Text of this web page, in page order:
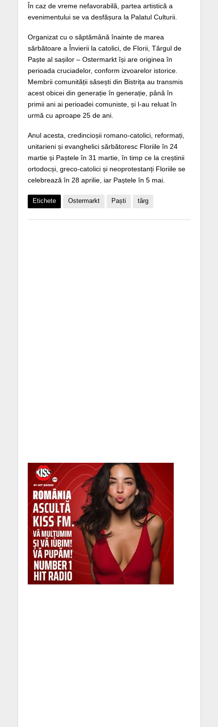
În caz de vreme nefavorabilă, partea artistică a
evenimentului se va desfășura la Palatul Culturii.
Organizat cu o săptămână înainte de marea
sărbătoare a Învierii la catolici, de Florii, Târgul de
Paște al sașilor – Ostermarkt își are originea în
perioada cruciadelor, conform izvoarelor istorice.
Membrii comunității săsești din Bistrița au transmis
acest obicei din generație în generație, până în
primii ani ai perioadei comuniste, și l-au reluat în
urmă cu aproape 25 de ani.
Anul acesta, credincioșii romano-catolici, reformați,
unitarieni și evanghelici sărbătoresc Floriile în 24
martie și Paștele în 31 martie, în timp ce la creștinii
ortodocși, greco-catolici și neoprotestanți Floriile se
celebrează în 28 aprilie, iar Paștele în 5 mai.
Etichete Ostermarkt Paști târg